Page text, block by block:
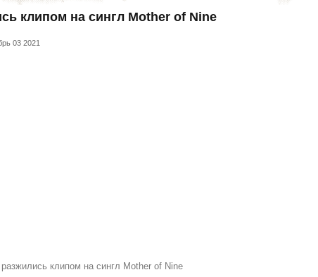
клипом на сингл Mother of Nine
03 2021
клипом на сингл Mother of Nine